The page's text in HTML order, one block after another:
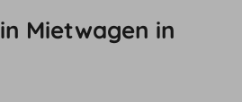
Mietwagen in